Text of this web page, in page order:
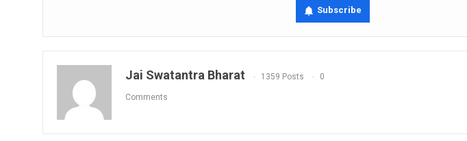
Subscribe
Jai Swatantra Bharat 1359 Posts 0
Comments